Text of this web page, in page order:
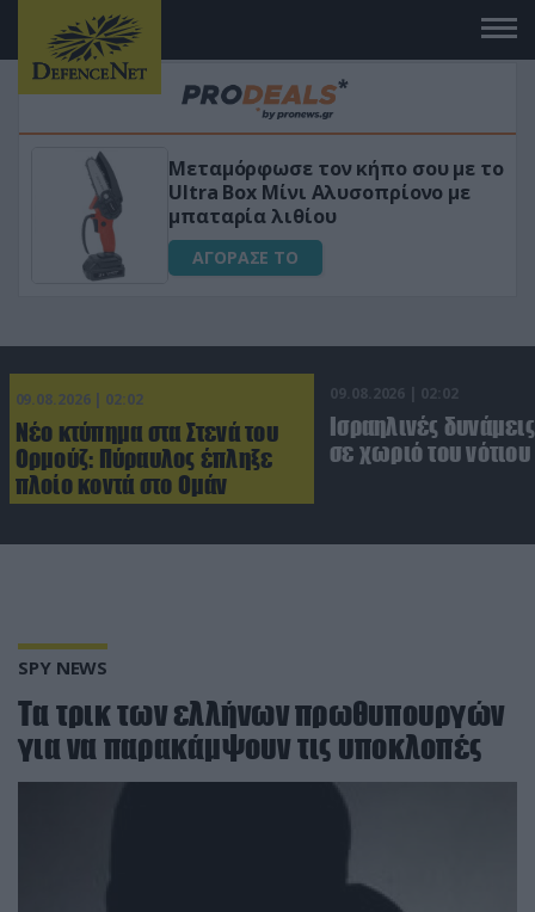
Μεταμόρφωσε τον κήπο σου με το
Ultra Box Μίνι Αλυσοπρίονο με
μπαταρία λιθίου
ΑΓΟΡΑΣΕ ΤΟ
09.08.2026 | 02:02
Νέο κτύπημα στα Στενά του
Ορμούζ: Πύραυλος έπληξε
πλοίο κοντά στο Ομάν
09.08.2026 | 02:02
Ισραηλινές
σε χωριό του
SPY NEWS
Τα τρικ των ελλήνων πρωθυπουργών
για να παρακάμψουν τις υποκλοπές